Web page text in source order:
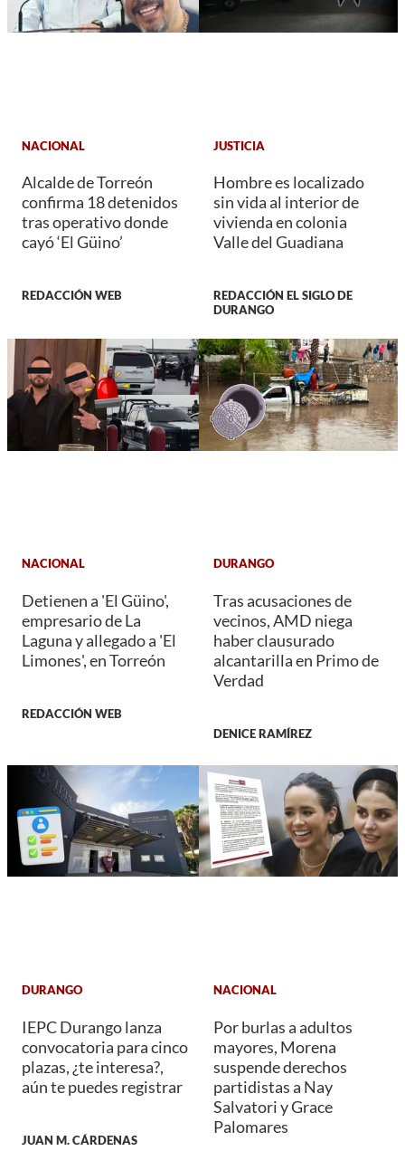
NACIONAL
Alcalde de Torreón
confirma 18 detenidos
tras operativo donde
cayó ‘El Güino’
REDACCIÓN WEB
JUSTICIA
Hombre es localizado
sin vida al interior de
vivienda en colonia
Valle del Guadiana
REDACCIÓN EL SIGLO DE
DURANGO
NACIONAL
Detienen a 'El Güino',
empresario de La
Laguna y allegado a 'El
Limones', en Torreón
REDACCIÓN WEB
DURANGO
Tras acusaciones de
vecinos, AMD niega
haber clausurado
alcantarilla en Primo de
Verdad
DENICE RAMÍREZ
DURANGO
IEPC Durango lanza
convocatoria para cinco
plazas, ¿te interesa?,
aún te puedes registrar
JUAN M. CÁRDENAS
NACIONAL
Por burlas a adultos
mayores, Morena
suspende derechos
partidistas a Nay
Salvatori y Grace
Palomares